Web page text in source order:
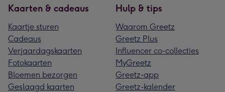
Kaarten & cadeaus
Kaartje sturen
Cadeaus
Verjaardagskaarten
Fotokaarten
Bloemen bezorgen
Geslaagd kaarten
Hulp & tips
Waarom Greetz
Greetz Plus
Influencer co-collecties
MyGreetz
Greetz-app
Greetz-kalender